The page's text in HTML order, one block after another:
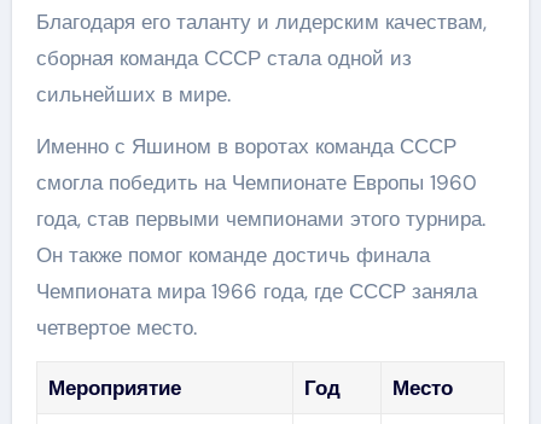
Благодаря его таланту и лидерским качествам,
сборная команда СССР стала одной из
сильнейших в мире.
Именно с Яшином в воротах команда СССР
смогла победить на Чемпионате Европы 1960
года, став первыми чемпионами этого турнира.
Он также помог команде достичь финала
Чемпионата мира 1966 года, где СССР заняла
четвертое место.
Мероприятие Год
Место